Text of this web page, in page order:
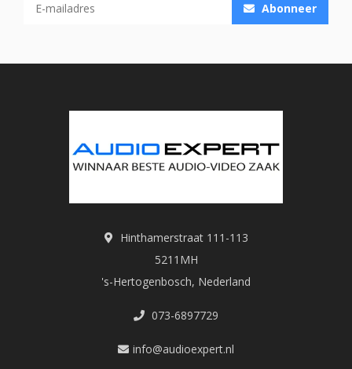
Abonneer
Hinthamerstraat 111-113
5211MH
's-Hertogenbosch, Nederland
073-6897729
info@audioexpert.nl